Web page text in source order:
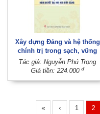
Xây dựng Đảng và hệ thống
chính trị trong sạch, vững
mạnh, góp phần thực hiện
thắng lợi Nghị quyết Đại hội
Tác giả: Nguyễn Phú Trọng
Giá tiền: 224.000 đ
« ‹ 1 2